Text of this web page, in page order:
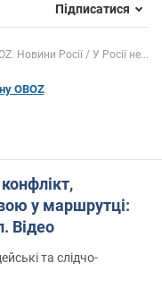
Підписатися
Новини Росії У Росії не...
OBOZ
у маршрутці:
Відео
та слідчо-